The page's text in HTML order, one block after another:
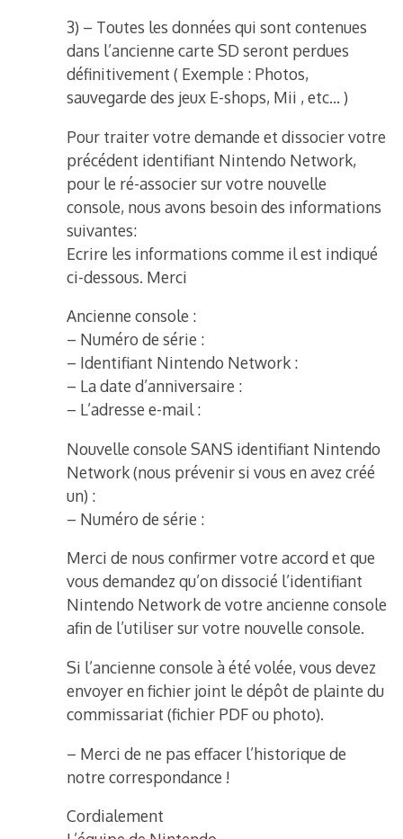
3) – Toutes les données qui sont contenues
dans l’ancienne carte SD seront perdues
définitivement ( Exemple : Photos,
sauvegarde des jeux E-shops, Mii , etc… )
Pour traiter votre demande et dissocier votre
précédent identifiant Nintendo Network,
pour le ré-associer sur votre nouvelle
console, nous avons besoin des informations
suivantes:
Ecrire les informations comme il est indiqué
ci-dessous. Merci
Ancienne console :
– Numéro de série :
– Identifiant Nintendo Network :
– La date d’anniversaire :
– L’adresse e-mail :
Nouvelle console SANS identifiant Nintendo
Network (nous prévenir si vous en avez créé
un) :
– Numéro de série :
Merci de nous confirmer votre accord et que
vous demandez qu’on dissocié l’identifiant
Nintendo Network de votre ancienne console
afin de l’utiliser sur votre nouvelle console.
Si l’ancienne console à été volée, vous devez
envoyer en fichier joint le dépôt de plainte du
commissariat (fichier PDF ou photo).
– Merci de ne pas effacer l’historique de
notre correspondance !
Cordialement